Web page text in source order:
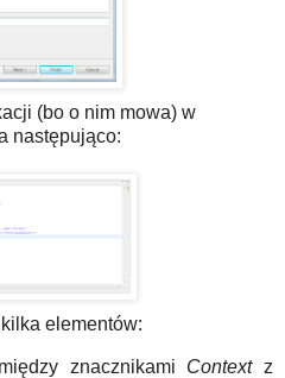
(bo o nim mowa) w
następująco:
elementów:
znacznikami Contextz